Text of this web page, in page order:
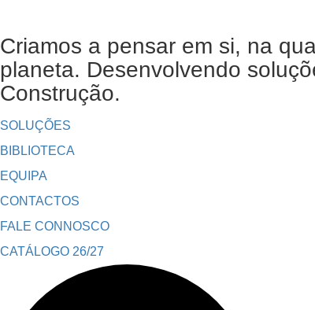
Criamos a pensar em si, na
planeta. Desenvolvendo
Construção.
SOLUÇÕES
BIBLIOTECA
EQUIPA
CONTACTOS
FALE CONNOSCO
CATÁLOGO 26/27